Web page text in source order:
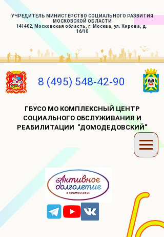
УЧРЕДИТЕЛЬ МИНИСТЕРСТВО СОЦИАЛЬНОГО РАЗВИТИЯ
МОСКОВСКОЙ ОБЛАСТИ
141402, Московская область, г. Москва, ул. Кирова, д.
16/10
8 (495) 548-42-90
ГБУСО МО КОМПЛЕКСНЫЙ ЦЕНТР
СОЦИАЛЬНОГО ОБСЛУЖИВАНИЯ И
РЕАБИЛИТАЦИИ "ДОМОДЕДОВСКИЙ"